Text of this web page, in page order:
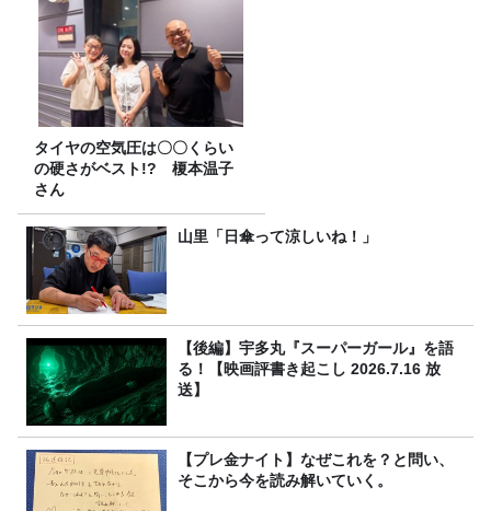
タイヤの空気圧は〇〇くらい
の硬さがベスト!? 榎本温子
さん
山里「日傘って涼しいね！」
【後編】宇多丸『スーパーガール』を語
る！【映画評書き起こし 2026.7.16 放
送】
【プレ金ナイト】なぜこれを？と問い、
そこから今を読み解いていく。